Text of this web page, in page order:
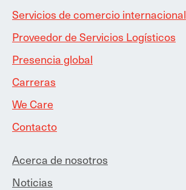
Servicios de comercio internacional
Proveedor de Servicios Logísticos
Presencia global
Carreras
We Care
Contacto
Acerca de nosotros
Noticias